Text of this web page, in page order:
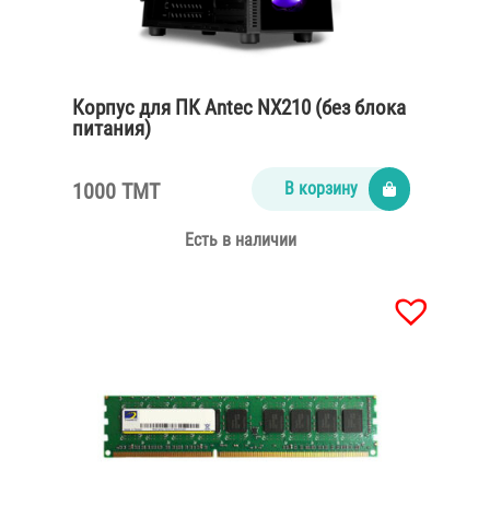
Корпус для ПК Antec NX210 (без блока
питания)
1000 TMT В корзину
Есть в наличии